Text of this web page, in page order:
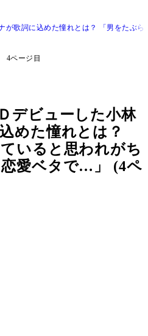
が歌詞に込めた憧れとは？ 「男をたぶ
4ページ目
デビューした小林
めた憧れとは？
いると思われがち
愛ベタで…」 (4ペ